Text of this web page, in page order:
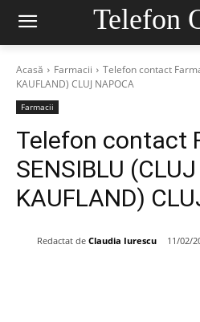
Telefon
Acasă Farmacii
Telefon contact
KAUFLAND) CLUJ NAPOCA
Farmacii
Telefon contact
SENSIBLU (CLUJ
KAUFLAND)
Redactat de Claudia Iurescu 11/02/